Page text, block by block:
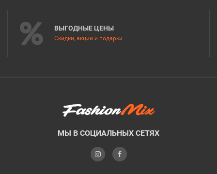
ВЫГОДНЫЕ ЦЕНЫ
Скидки, акции и подарки
МЫ В СОЦИАЛЬНЫХ СЕТЯХ